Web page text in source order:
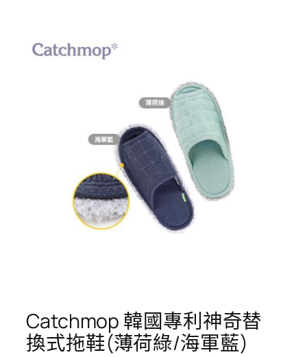
Catchmop 韓國專利神奇替
換式拖鞋(薄荷綠/海軍藍)